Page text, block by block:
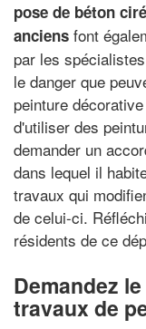
pose de béton ciré
anciens font
par les
le danger que
peinture
d'utiliser des
demander un
dans lequel il
travaux qui
de celui-ci.
résidents de ce
Demandez
travaux de